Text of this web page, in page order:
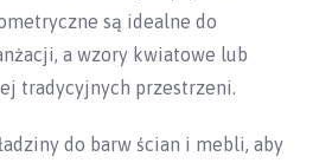
są idealne do
a wzory kwiatowe lub
tradycyjnych przestrzeni.
do barw ścian i mebli, aby